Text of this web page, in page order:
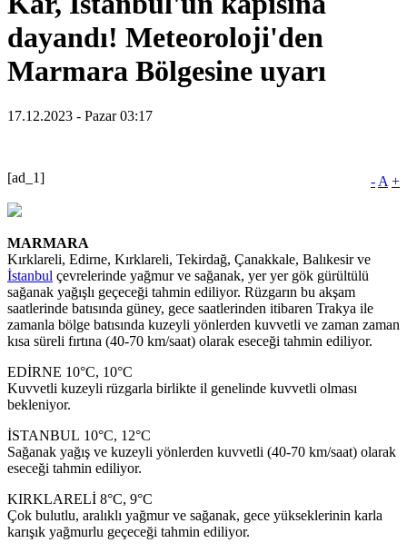
dayandı! Meteoroloji'den
Marmara Bölgesine uyarı
17.12.2023 - Pazar 03:17
- A +
[ad_1]
MARMARA
Kırklareli, Edirne, Kırklareli, Tekirdağ, Çanakkale, Balıkesir ve
İstanbul çevrelerinde yağmur ve sağanak, yer yer gök gürültülü
sağanak yağışlı geçeceği tahmin ediliyor. Rüzgarın bu akşam
saatlerinde batısında güney, gece saatlerinden itibaren Trakya ile
zamanla bölge batısında kuzeyli yönlerden kuvvetli ve zaman zaman
kısa süreli fırtına (40-70 km/saat) olarak eseceği tahmin ediliyor.
EDİRNE 10°C, 10°C
Kuvvetli kuzeyli rüzgarla birlikte il genelinde kuvvetli olması
bekleniyor.
İSTANBUL 10°C, 12°C
Sağanak yağış ve kuzeyli yönlerden kuvvetli (40-70 km/saat) olarak
eseceği tahmin ediliyor.
KIRKLARELİ 8°C, 9°C
Çok bulutlu, aralıklı yağmur ve sağanak, gece yükseklerinin karla
karışık yağmurlu geçeceği tahmin ediliyor.